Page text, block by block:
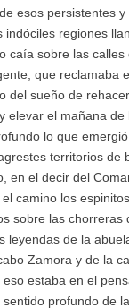
esos persistentes
indóciles regiones
caía sobre las calles
que reclamaba
del sueño de
elevar el mañana de
lo que
territorios de
en el decir del
el camino los
sobre las chorreras
leyendas de la
Zamora y de la
estaba en el
profundo de